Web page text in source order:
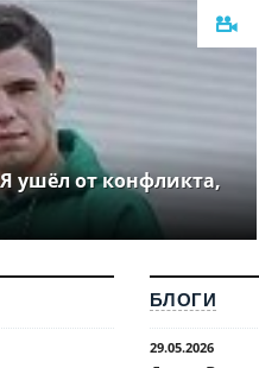
ушёл от конфликта,
БЛОГИ
29.05.2026